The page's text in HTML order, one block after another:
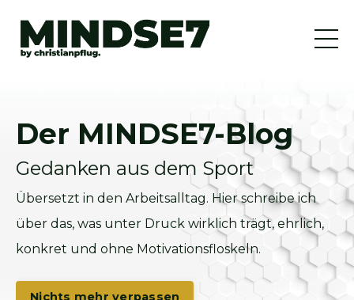
Der MINDSE7-Blog
Gedanken aus dem Sport
Übersetzt in den Arbeitsalltag. Hier schreibe ich
über das, was unter Druck wirklich trägt, ehrlich,
konkret und ohne Motivationsfloskeln.
Nichts mehr verpassen